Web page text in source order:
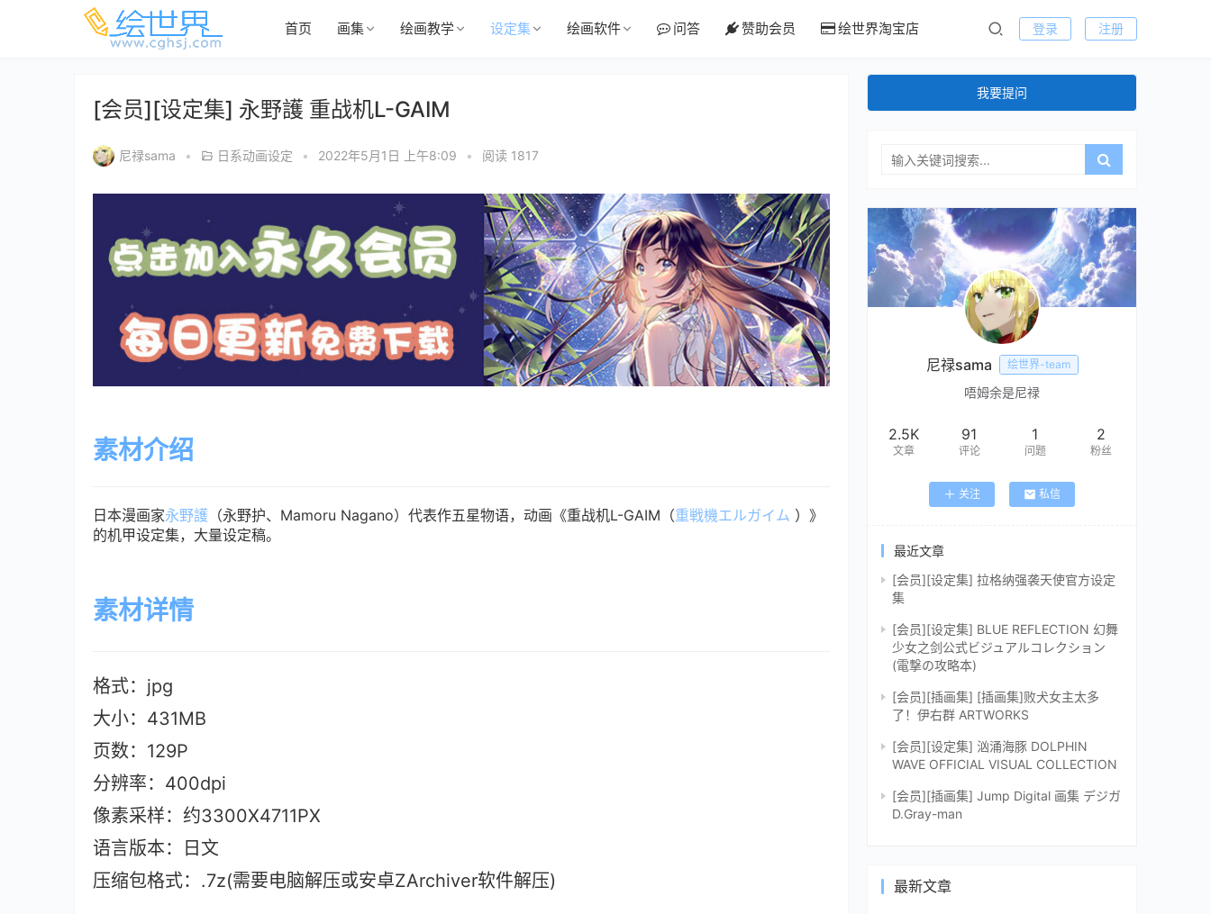
首页 画集 绘画教学 设定集 绘画软件 问答 赞助会员 绘世界淘宝店 登录 注册
[会员][设定集] 永野護 重战机L-GAIM
尼禄sama • 日系动画设定 • 2022年5月1日 上午8:09 • 阅读 1817
素材介绍
日本漫画家永野護 （永野护、Mamoru Nagano）代表作五星物语，动画《重战机L-GAIM（重戦機エルガイム ）》
的机甲设定集，大量设定稿。
素材详情
格式：jpg
大小：431MB
页数：129P
分辨率：400dpi
像素采样：约3300X4711PX
语言版本：日文
压缩包格式：.7z(需要电脑解压或安卓ZArchiver软件解压)
我要提问
尼禄sama 绘世界-team
唔姆余是尼禄
2.5K
文章
91
评论
1
问题
2
粉丝
关注 私信
最近文章
[会员][设定集] 拉格纳强袭天使官方设定
集
[会员][设定集] BLUE REFLECTION 幻舞
少女之剑公式ビジュアルコレクション
(電撃の攻略本)
[会员][插画集] [插画集]败犬女主太多
了！伊右群 ARTWORKS
[会员][设定集] 汹涌海豚 DOLPHIN
WAVE OFFICIAL VISUAL COLLECTION
[会员][插画集] Jump Digital 画集 デジガ
D.Gray-man
最新文章